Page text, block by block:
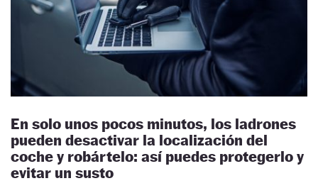
En solo unos pocos minutos, los ladrones
pueden desactivar la localización del
coche y robártelo: así puedes protegerlo y
evitar un susto